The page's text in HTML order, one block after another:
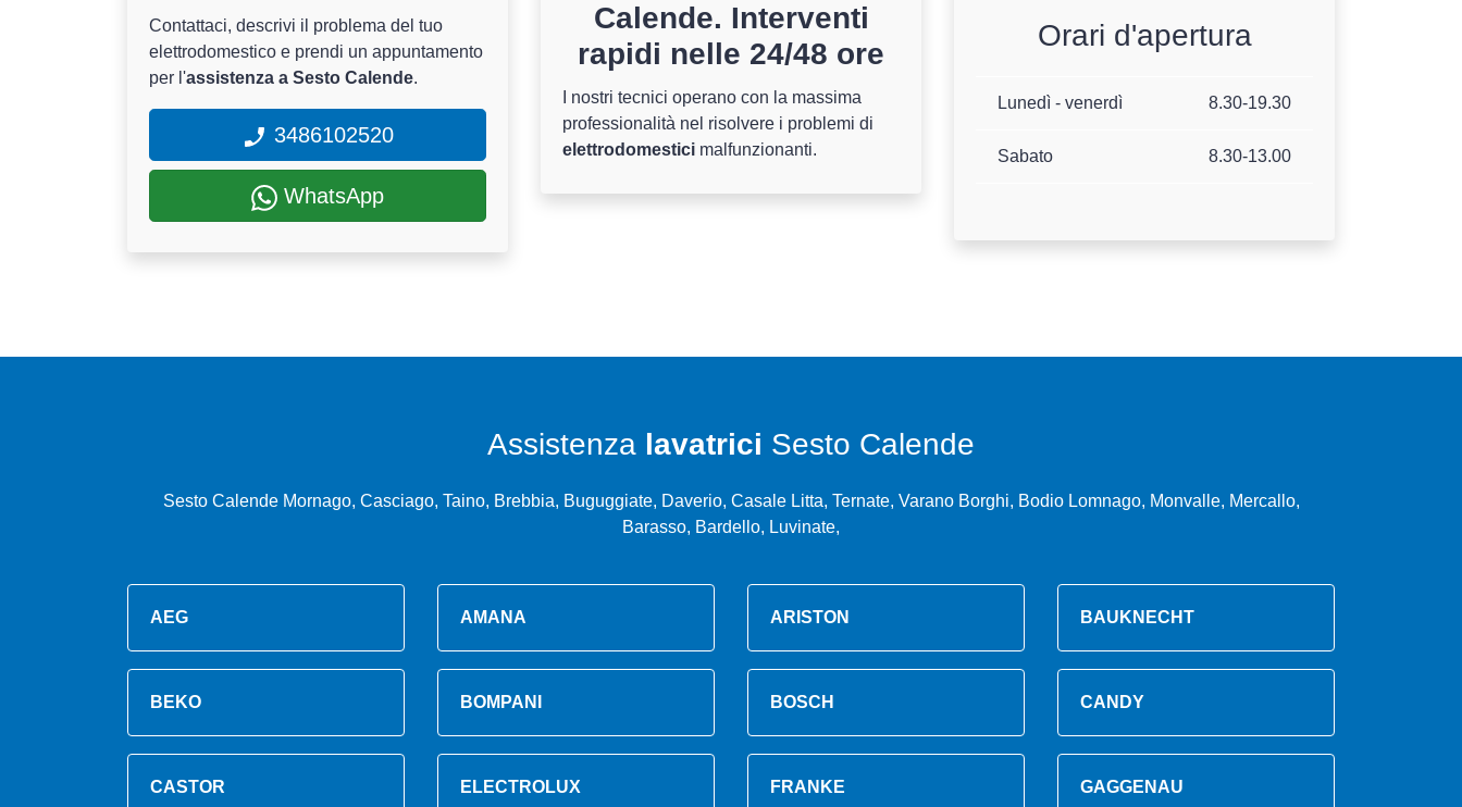
Contattaci, descrivi il problema del tuo
elettrodomestico e prendi un appuntamento
per l'assistenza a Sesto Calende.
3486102520
WhatsApp
Calende. Interventi
rapidi nelle 24/48 ore
I nostri tecnici operano con la massima
professionalità nel risolvere i problemi di
elettrodomestici malfunzionanti.
Orari d'apertura
Lunedì - venerdì 8.30-19.30
Sabato 8.30-13.00
Assistenza lavatrici Sesto Calende
Sesto Calende Mornago, Casciago, Taino, Brebbia, Buguggiate, Daverio, Casale Litta, Ternate, Varano Borghi, Bodio Lomnago, Monvalle, Mercallo,
Barasso, Bardello, Luvinate,
AEG AMANA ARISTON BAUKNECHT
BEKO BOMPANI BOSCH CANDY
CASTOR ELECTROLUX FRANKE GAGGENAU